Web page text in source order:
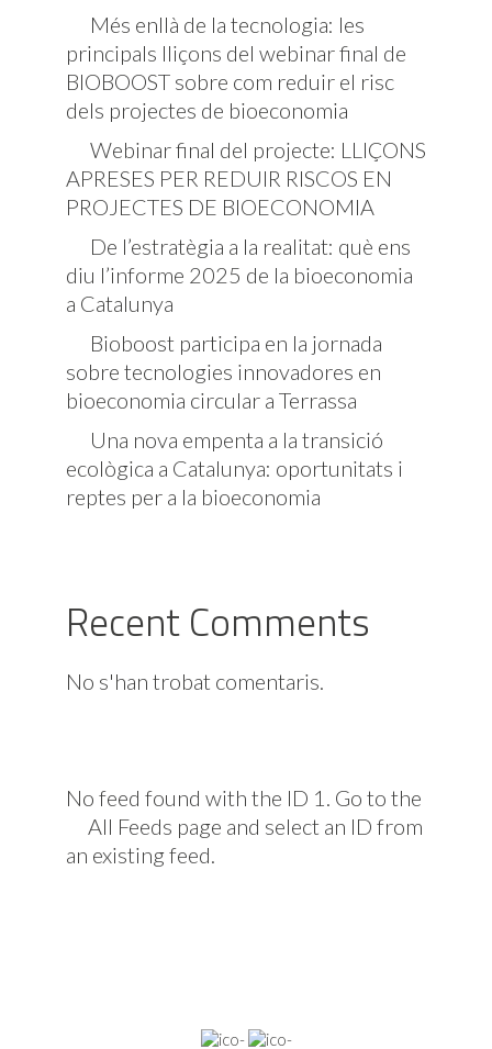
Més enllà de la tecnologia: les
principals lliçons del webinar final de
BIOBOOST sobre com reduir el risc
dels projectes de bioeconomia
Webinar final del projecte: LLIÇONS
APRESES PER REDUIR RISCOS EN
PROJECTES DE BIOECONOMIA
De l’estratègia a la realitat: què ens
diu l’informe 2025 de la bioeconomia
a Catalunya
Bioboost participa en la jornada
sobre tecnologies innovadores en
bioeconomia circular a Terrassa
Una nova empenta a la transició
ecològica a Catalunya: oportunitats i
reptes per a la bioeconomia
Recent Comments
No s'han trobat comentaris.
No feed found with the ID 1. Go to the
All Feeds page and select an ID from
an existing feed.